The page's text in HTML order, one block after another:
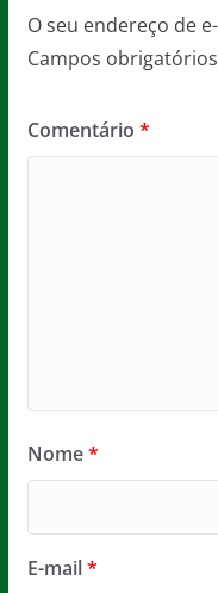
O seu endereço de
Campos
Comentário *
Nome*
E-mail*